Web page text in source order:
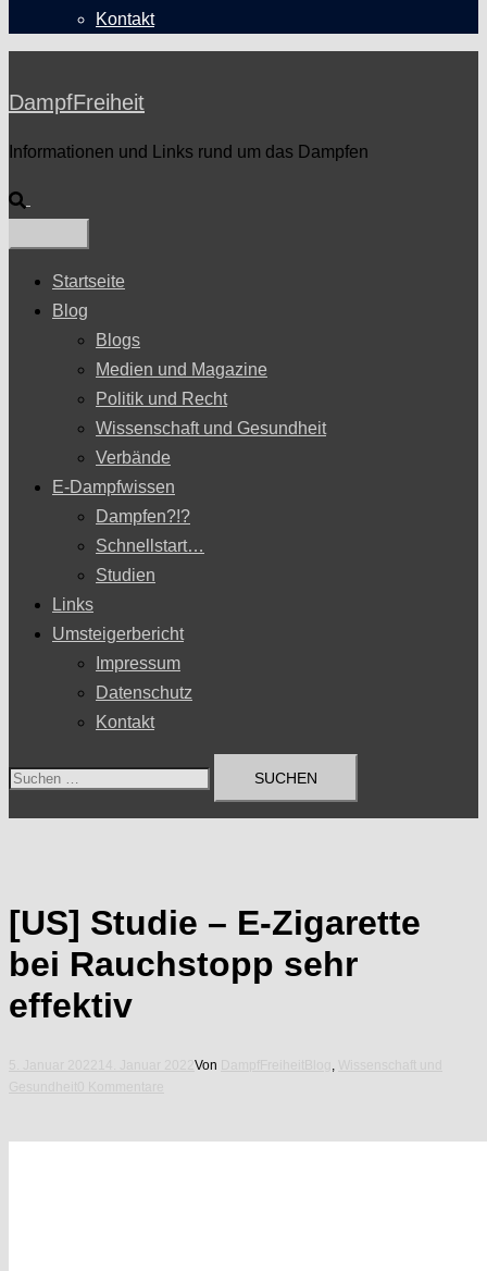
Kontakt
DampfFreiheit
Informationen und Links rund um das Dampfen
Suche
Startseite
Blog
Blogs
Medien und Magazine
Politik und Recht
Wissenschaft und Gesundheit
Verbände
E-Dampfwissen
Dampfen?!?
Schnellstart…
Studien
Links
Umsteigerbericht
Impressum
Datenschutz
Kontakt
Suchen
[US] Studie – E-Zigarette
bei Rauchstopp sehr
effektiv
Von ,